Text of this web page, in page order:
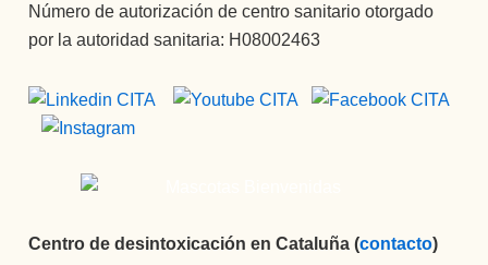
Número de autorización de centro sanitario otorgado
por la autoridad sanitaria: H08002463
Centro de desintoxicación en Cataluña (contacto)